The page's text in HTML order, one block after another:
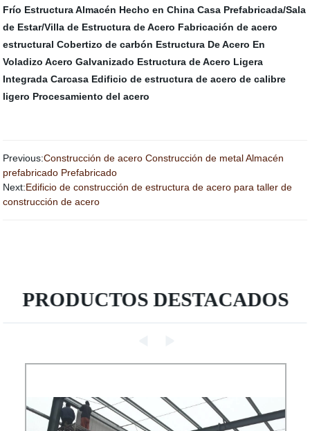
Frío Estructura Almacén Hecho en China Casa Prefabricada/Sala
de Estar/Villa de Estructura de Acero Fabricación de acero
estructural Cobertizo de carbón Estructura De Acero En
Voladizo Acero Galvanizado Estructura de Acero Ligera
Integrada Carcasa Edificio de estructura de acero de calibre
ligero Procesamiento del acero
Previous:Construcción de acero Construcción de metal Almacén
prefabricado Prefabricado
Next:Edificio de construcción de estructura de acero para taller de
construcción de acero
PRODUCTOS DESTACADOS